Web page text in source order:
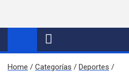
Home Categorías
Deportes